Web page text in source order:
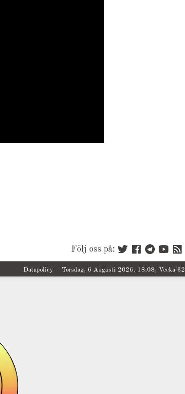
Följ oss på:
Datapolicy Torsdag, 6 Augusti 2026, 18:08, Vecka 32